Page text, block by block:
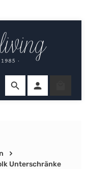
Unterschränke